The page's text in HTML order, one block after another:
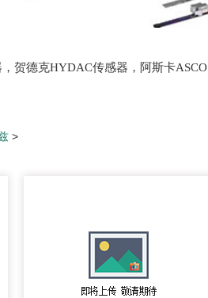
贺德克HYDAC传感器，阿斯卡ASCO
>